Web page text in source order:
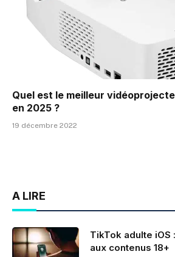
Quel est le meilleur
en 2025 ?
19 décembre 2022
A LIRE
TikTok adulte
aux contenus 18+